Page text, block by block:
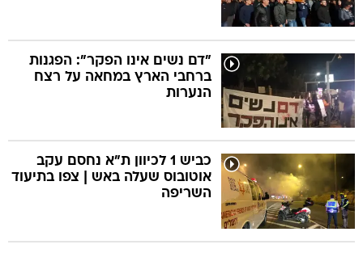
"דם נשים אינו הפקר": הפגנות
ברחבי הארץ במחאה על רצח
הנערות
כביש 1 לכיוון ת"א נחסם עקב
אוטובוס שעלה באש | צפו בתיעוד
השריפה